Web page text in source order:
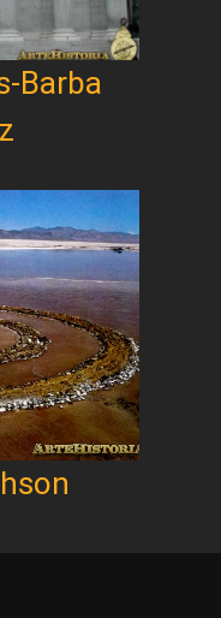
Barba